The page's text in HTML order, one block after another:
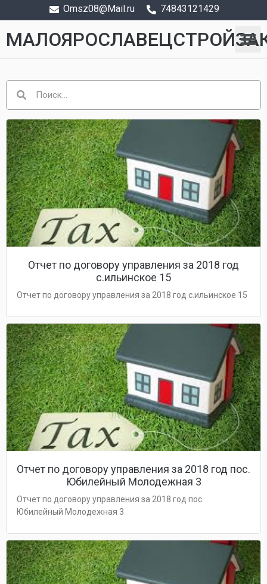
Omsz08@Mail.ru 74843121429
Отчет по договору управления за 2018 год
с.ильинское 15
Отчет по договору управления за 2018 год с.ильинское 15
Отчет по договору управления за 2018 год пос.
Юбилейный Молодежная 3
Отчет по договору управления за 2018 год пос.
Юбилейный Молодежная 3